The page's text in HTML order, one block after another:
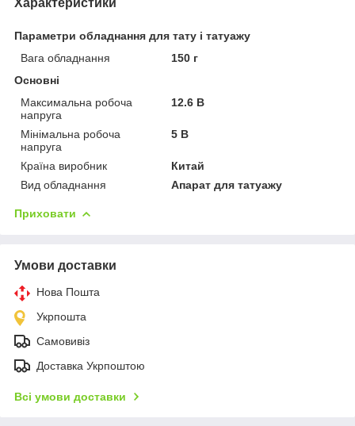
Параметри обладнання для тату і татуажу
Вага обладнання
150 г
Основні
Максимальна робоча
напруга
12.6 В
Мінімальна робоча
напруга
5 В
Країна виробник
Китай
Вид обладнання
Апарат для татуажу
Приховати
Умови доставки
Нова Пошта
Укрпошта
Самовивіз
Доставка Укрпоштою
Всі умови доставки